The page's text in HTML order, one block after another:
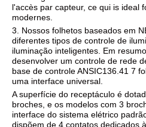
l'accès par capteur, ce qui is ideal
modernes.
3. Nossos folhetos baseados em
diferentes tipos de controle de
iluminação inteligentes. Em
desenvolver um controle de rede
base de controle ANSIC136.41 7
uma interface universal.
A superfície do receptáculo é
broches, e os modelos com 3
interface do sistema elétrico
dispõem de 4 contatos dedicados